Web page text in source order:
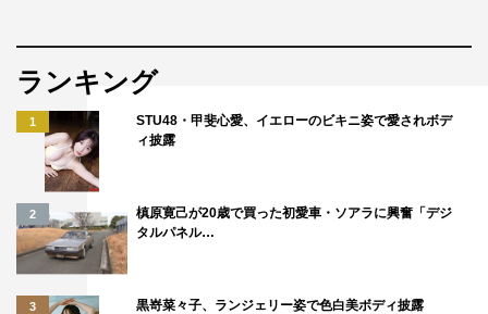
喜劇「おそ松さん」
配信中
ランキング
1
STU48・甲斐心愛、イエローのビキニ姿で愛されボデ
ィ披露
2
槙原寛己が20歳で買った初愛車・ソアラに興奮「デジ
タルパネル…
3 黒嵜菜々子、ランジェリー姿で色白美ボディ披露